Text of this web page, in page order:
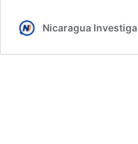
Nicaragua Investiga